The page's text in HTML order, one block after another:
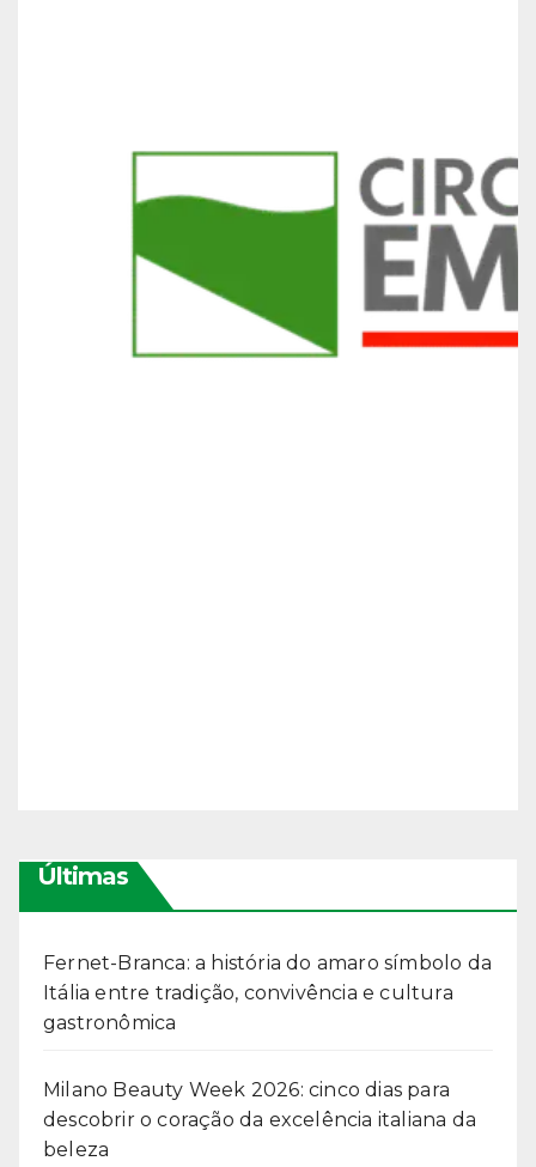
Últimas
Fernet-Branca: a história do amaro símbolo da
Itália entre tradição, convivência e cultura
gastronômica
Milano Beauty Week 2026: cinco dias para
descobrir o coração da excelência italiana da
beleza